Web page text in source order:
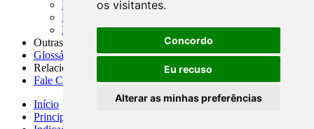
os visitantes.
Concordo
Eu recuso
Alterar as minhas preferências
Monografias
Na Imprensa
Fórum de Discussão
Outras ferramentas
Glossário
Relacionamento
Fale Conosco
Início
Principais notícias